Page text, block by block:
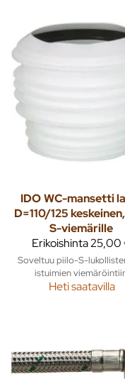
IDOWC-mansetti
D=110/125
S-viemärille
Erikoishinta25,00
Soveltuu piilo-S-
istuimien
Heti saatavilla